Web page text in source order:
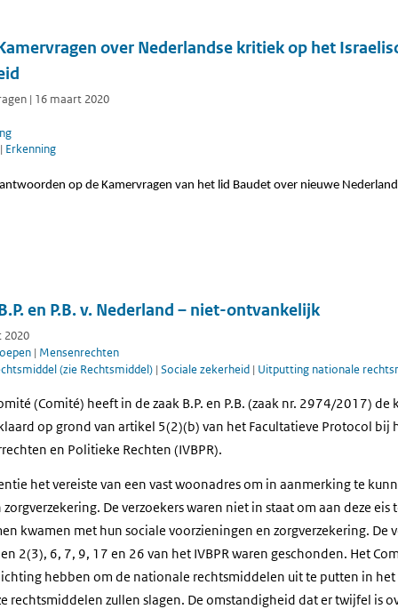
over Nederlandse kritiek op het
| 16 maart 2020
| Erkenning
op de Kamervragen van het lid Baudet over nieuwe
en P.B. v. Nederland – niet-ontvankelijk
2020
| Mensenrechten
(zie Rechtsmiddel) | Sociale zekerheid | Uitputting nationale
(Comité) heeft in de zaak B.P. en P.B. (zaak nr. 2974/2017) de
op grond van artikel 5(2)(b) van het Facultatieve Protocol bij
en Politieke Rechten (IVBPR).
het vereiste van een vast woonadres om in aanmerking te
De verzoekers waren niet in staat om aan deze
kwamen met hun sociale voorzieningen en zorgverzekering. De
2(3), 6, 7, 9, 17 en 26 van het IVBPR waren geschonden. Het
hebben om de nationale rechtsmiddelen uit te putten in het
rechtsmiddelen zullen slagen. De omstandigheid dat er twijfel is